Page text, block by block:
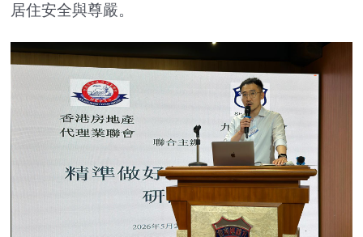
居住安全與尊嚴。